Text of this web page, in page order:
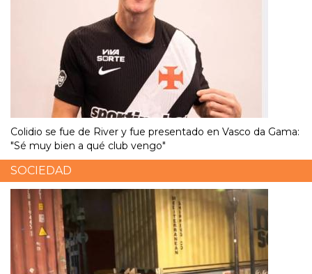
Colidio se fue de River y fue presentado en Vasco da Gama:
"Sé muy bien a qué club vengo"
SOCIEDAD